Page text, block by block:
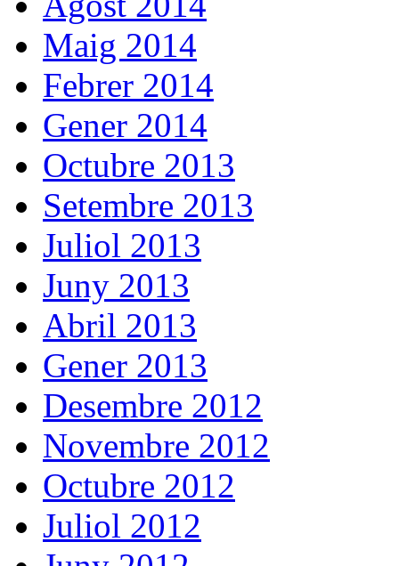
Maig 2014
Febrer 2014
Gener 2014
Octubre 2013
Setembre 2013
Juliol 2013
Juny 2013
Abril 2013
Gener 2013
Desembre 2012
Novembre 2012
Octubre 2012
Juliol 2012